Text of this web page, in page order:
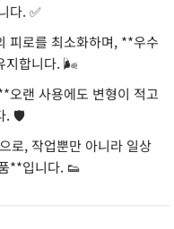
다. ✅
피로를 최소화하며, **우수
지합니다. 🌬️
오랜 사용에도 변형이 적고
. 🛡️
로, 작업뿐만 아니라 일상
**입니다. 👟